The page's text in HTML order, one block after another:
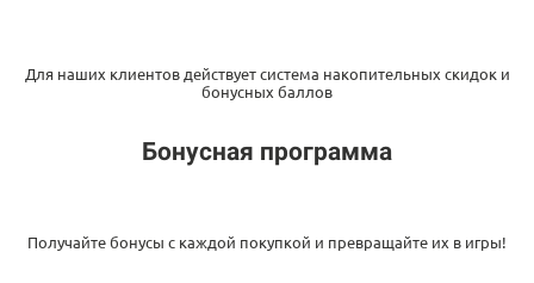
Для наших клиентов действует система накопительных скидок и
бонусных баллов
Бонусная программа
Получайте бонусы с каждой покупкой и превращайте их в игры!